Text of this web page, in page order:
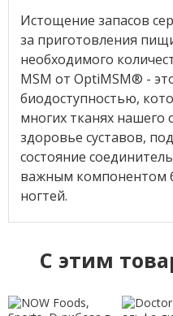
Истощение запасов
за приготовления
необходимого
MSM от OptiMSM® -
биодоступностью,
многих тканях нашего
здоровье суставов,
состояние
важным компонентом
ногтей.
C этим